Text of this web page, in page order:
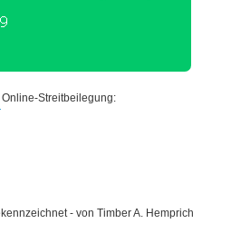
Streitbeilegung:
- von Timber A. Hemprich